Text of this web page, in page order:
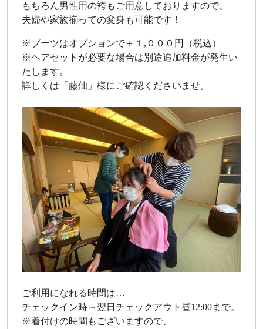
もちろん男性用の袴もご用意しておりますので、
夫婦や家族揃っての変身も可能です！
※ブーツはオプションで＋１,０００円（税込）
※ヘアセットが必要な場合は別途追加料金が発生い
たします。
詳しくは「藤仙」様にご確認くださいませ。
ご利用になれる時間は…
チェックイン時～翌日チェックアウト昼12:00まで。
※着付けの時間もございますので、